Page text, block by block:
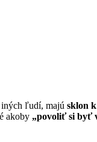
iných ľudí, majú sklon
akoby „povoliť si byť